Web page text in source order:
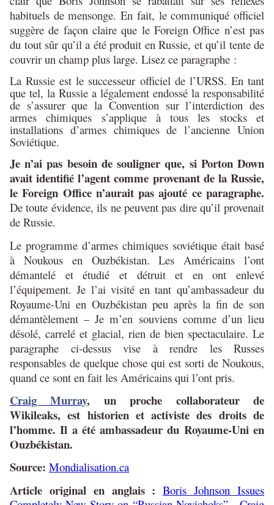
habituels de mensonge. En fait, le communiqué officiel
suggère de façon claire que le Foreign Office n’est pas
du tout sûr qu’il a été produit en Russie, et qu’il tente de
couvrir un champ plus large. Lisez ce paragraphe :
La Russie est le successeur officiel de l’URSS. En tant
que tel, la Russie a légalement endossé la responsabilité
de s’assurer que la Convention sur l’interdiction des
armes chimiques s’applique à tous les stocks et
installations d’armes chimiques de l’ancienne Union
Soviétique.
Je n’ai pas besoin de souligner que, si Porton Down
avait identifié l’agent comme provenant de la Russie,
le Foreign Office n’aurait pas ajouté ce paragraphe.
De toute évidence, ils ne peuvent pas dire qu’il provenait
de Russie.
Le programme d’armes chimiques soviétique était basé
à Noukous en Ouzbékistan. Les Américains l’ont
démantelé et étudié et détruit et en ont enlevé
l’équipement. Je l’ai visité en tant qu’ambassadeur du
Royaume-Uni en Ouzbékistan peu après la fin de son
démantèlement – Je m’en souviens comme d’un lieu
désolé, carrelé et glacial, rien de bien spectaculaire. Le
paragraphe ci-dessus vise à rendre les Russes
responsables de quelque chose qui est sorti de Noukous,
quand ce sont en fait les Américains qui l’ont pris.
Craig Murray, un proche collaborateur de
Wikileaks, est historien et activiste des droits de
l’homme. Il a été ambassadeur du Royaume-Uni en
Ouzbékistan.
Source: Mondialisation.ca
Article original en anglais :Boris Johnson Issues